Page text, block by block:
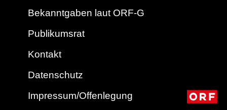
Bekanntgaben laut ORF-G
Publikumsrat
Kontakt
Datenschutz
Impressum/Offenlegung